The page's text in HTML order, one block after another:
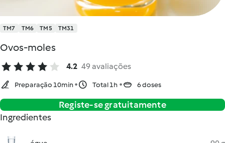
TM7 TM6 TM5 TM31
Ovos-moles
4.2 49 avaliações
Preparação 10min Total 1h 6 doses
Registe-se gratuitamente
Ingredientes